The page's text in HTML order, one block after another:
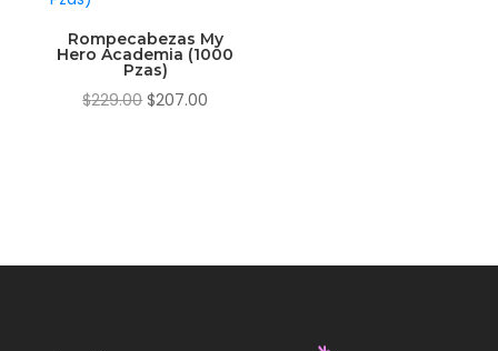
Rompecabezas My
Hero Academia (1000
Pzas)
$229.00El
$207.00